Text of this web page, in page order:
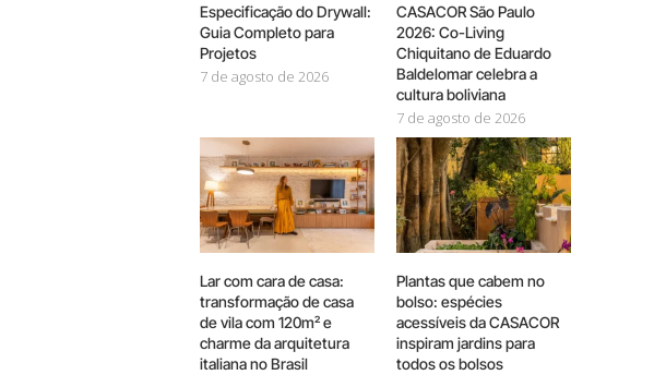
Especificação do Drywall:
Guia Completo para
Projetos
7 de agosto de 2026
CASACOR São Paulo
2026: Co-Living
Chiquitano de Eduardo
Baldelomar celebra a
cultura boliviana
7 de agosto de 2026
Lar com cara de casa:
transformação de casa
de vila com 120m² e
charme da arquitetura
italiana no Brasil
Plantas que cabem no
bolso: espécies
acessíveis da CASACOR
inspiram jardins para
todos os bolsos